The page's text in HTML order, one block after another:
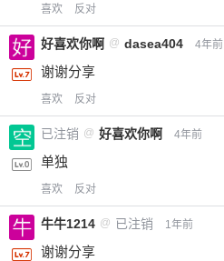
喜欢 反对
好喜欢你啊 @ dasea404 4年前
谢谢分享
喜欢 反对
已注销 @ 好喜欢你啊 4年前
单独
喜欢 反对
牛牛1214 @ 已注销 1年前
谢谢分享